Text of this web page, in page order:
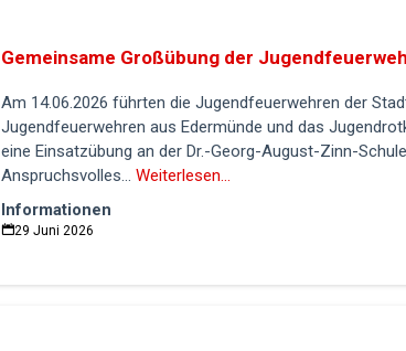
Am 14.06.2026 führten die Jugendfeuerwehren der
Jugendfeuerwehren aus Edermünde und das
eine Einsatzübung an der Dr.-Georg-August-Zinn-
Anspruchsvolles... Weiterlesen...
Informationen
29 Juni 2026